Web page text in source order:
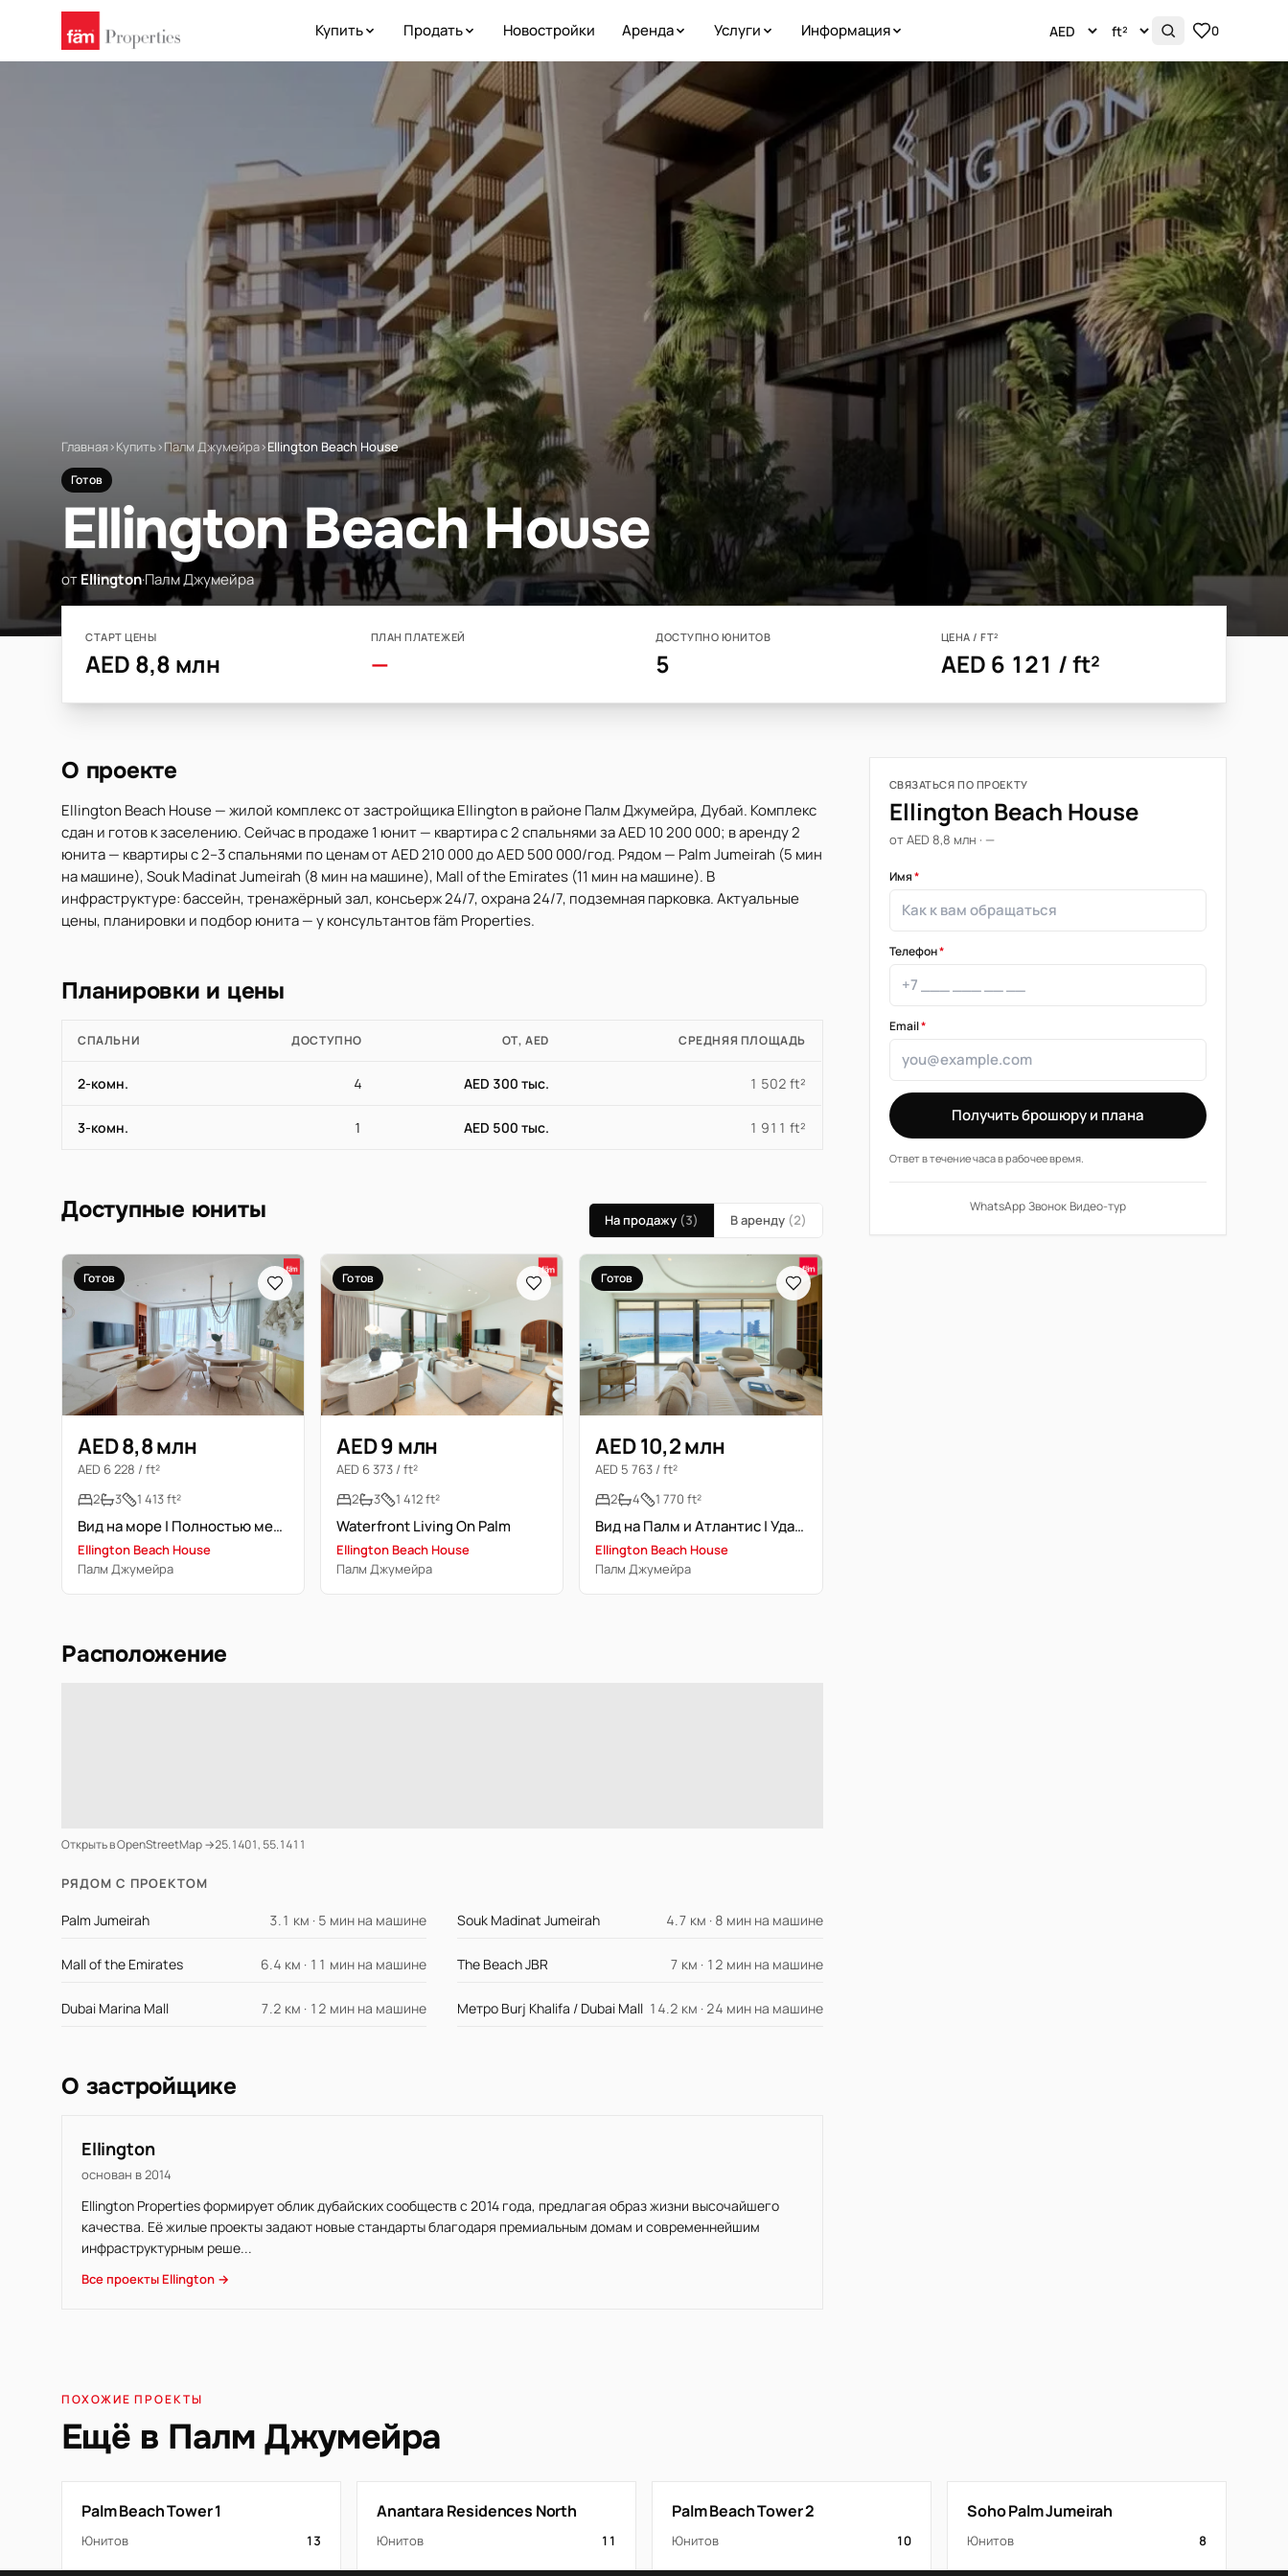
Купить Продать Новостройки Аренда Услуги Информация 0
Главная›Купить›Палм Джумейра›Ellington Beach House
Готов
Ellington Beach House
отEllington·Палм Джумейра
СТАРТ ЦЕНЫ
AED 8,8 млн
ПЛАН ПЛАТЕЖЕЙ
—
ДОСТУПНО ЮНИТОВ
5
ЦЕНА / FT²
AED 6 121 / ft²
О проекте
Ellington Beach House — жилой комплекс от застройщика Ellington в районе Палм Джумейра, Дубай. Комплекс
сдан и готов к заселению. Сейчас в продаже 1 юнит — квартира с 2 спальнями за AED 10 200 000; в аренду 2
юнита — квартиры с 2–3 спальнями по ценам от AED 210 000 до AED 500 000/год. Рядом — Palm Jumeirah (5 мин
на машине), Souk Madinat Jumeirah (8 мин на машине), Mall of the Emirates (11 мин на машине). В
инфраструктуре: бассейн, тренажёрный зал, консьерж 24/7, охрана 24/7, подземная парковка. Актуальные
цены, планировки и подбор юнита — у консультантов fäm Properties.
Планировки и цены
СПАЛЬНИ ДОСТУПНО ОТ, AED СРЕДНЯЯ ПЛОЩАДЬ
2-комн. 4 AED 300 тыс. 1 502 ft²
3-комн. 1 AED 500 тыс. 1 911 ft²
Доступные юниты На продажу (3) В аренду (2)
Готов
AED 8,8 млн
AED 6 228 / ft²
2
3 1 413 ft²
Вид на море | Полностью меблирована | Доступ к частному пляжу
Ellington Beach House
Палм Джумейра
Готов
AED 9 млн
AED 6 373 / ft²
2
3 1 412 ft²
Waterfront Living On Palm
Ellington Beach House
Палм Джумейра
Готов
AED 10,2 млн
AED 5 763 / ft²
2
4 1 770 ft²
Вид на Палм и Атлантис | Удачная планировка | Полностью меблирована
Ellington Beach House
Палм Джумейра
Расположение
Открыть в OpenStreetMap →25.1401, 55.1411
РЯДОМ С ПРОЕКТОМ
Palm Jumeirah 3.1 км · 5 мин на машине Souk Madinat Jumeirah 4.7 км · 8 мин на машине
Mall of the Emirates 6.4 км · 11 мин на машине The Beach JBR 7 км · 12 мин на машине
Dubai Marina Mall 7.2 км · 12 мин на машине Метро Burj Khalifa / Dubai Mall 14.2 км · 24 мин на машине
О застройщике
Ellington
основан в 2014
Ellington Properties формирует облик дубайских сообществ с 2014 года, предлагая образ жизни высочайшего
качества. Её жилые проекты задают новые стандарты благодаря премиальным домам и современнейшим
инфраструктурным реше...
Все проекты Ellington →
СВЯЗАТЬСЯ ПО ПРОЕКТУ
Ellington Beach House
от AED 8,8 млн · —
Имя*
Телефон*
Email*
Получить брошюру и плана
Ответ в течение часа в рабочее время.
WhatsApp·Звонок·Видео-тур
ПОХОЖИЕ ПРОЕКТЫ
Ещё в Палм Джумейра
Palm Beach Tower 1
Юнитов 13
Anantara Residences North
Юнитов 11
Palm Beach Tower 2
Юнитов 10
Soho Palm Jumeirah
Юнитов 8